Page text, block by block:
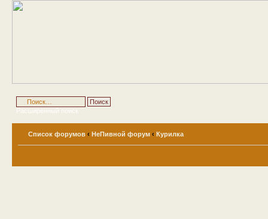
Расширенный поиск
Список форумов ‹ НеПивной форум ‹ Курилка